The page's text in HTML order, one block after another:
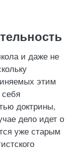
и даже не
этим
доктрины,
дело идет о
уже старым